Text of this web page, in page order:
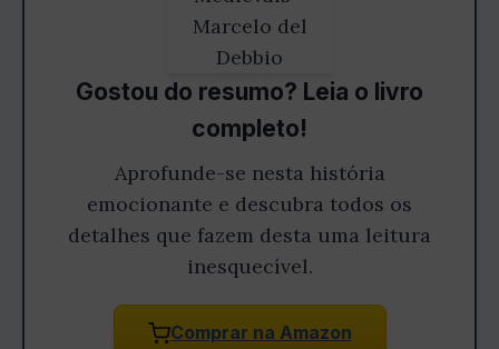
Gostou do resumo? Leia o livro
completo!
Aprofunde-se nesta história
emocionante e descubra todos os
detalhes que fazem desta uma leitura
inesquecível.
Comprar na Amazon